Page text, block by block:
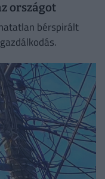
országot
bérspirált